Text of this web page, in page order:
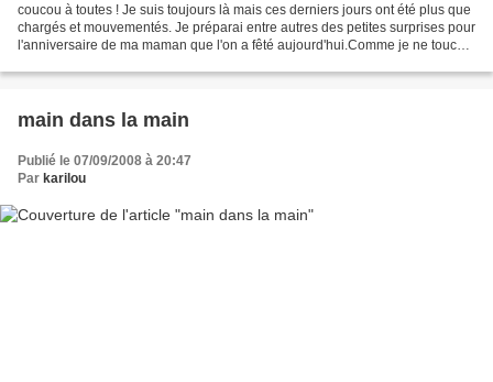
coucou à toutes ! Je suis toujours là mais ces derniers jours ont été plus que
chargés et mouvementés. Je préparai entre autres des petites surprises pour
l'anniversaire de ma maman que l'on a fêté aujourd'hui.Comme je ne touche
main dans la main
Publié le 07/09/2008 à 20:47
Par karilou